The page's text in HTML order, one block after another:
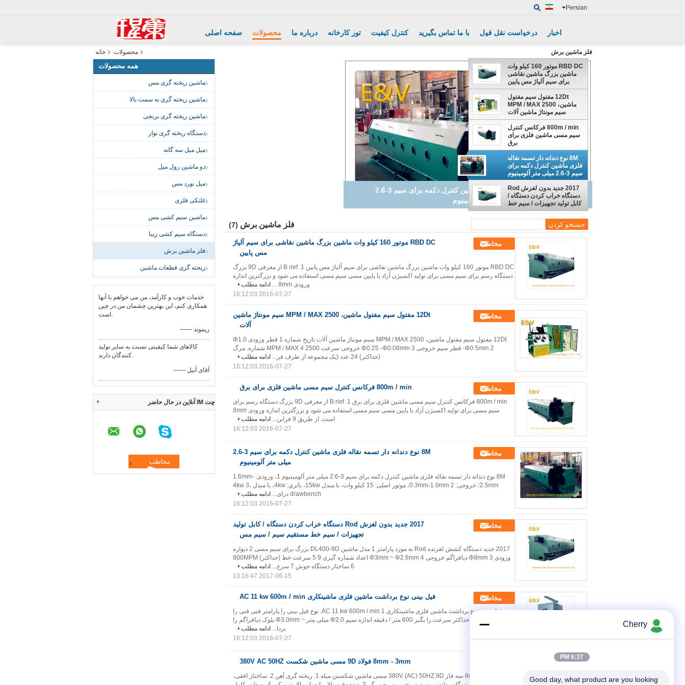
Persian
صفحه اصلی محصولات درباره ما تور کارخانه کنترل کیفیت با ما تماس بگیرید درخواست نقل قول اخبار
خانه محصولات فلز ماشین برش
همه محصولات
ماشین ریخته گری مس
ماشین ریخته گری به سمت بالا
ماشین ریخته گری برنجی
دستگاه ریخته گری نوار
میل میل سه گانه
دو ماشین رول میل
میل نورد مس
غلتکی فلزی
ماشین سیم کشی مس
دستگاه سیم کشی زیبا
فلز ماشین برش
ریخته گری قطعات ماشین
خدمات خوب و کارآمد، من می خواهم با آنها
همکاری کنم، این بهترین چشمان من در چین
است.
—— ریموند
کالاهای شما کیفیتی نسبت به سایر تولید
کنندگان دارند.
—— آقای آنیل
چت IM آنلاین در حال حاضر
2017 جدید بدون لغزش Rod دستگاه خراب کردن دستگاه / کابل تولید
تجهیزات / سیم خط مستقیم سیم / سیم مس
RBD DC موتور 160 کیلو وات
ماشین بزرگ ماشین نقاشی
برای سیم آلیاژ مس پایین
12Dt مفتول سیم مفتول
ماشین، 2500 MPM / MAX
سیم مونتاژ ماشین آلات
800m / min فرکانس کنترل
سیم مسی ماشین فلزی برای
برق
8M نوع دندانه دار تسمه نقاله
فلزی ماشین کنترل دکمه برای
سیم 3-2.6 میلی متر آلومینیوم
2017 جدید بدون لغزش Rod
دستگاه خراب کردن دستگاه /
کابل تولید تجهیزات / سیم خط
مستقیم سیم / سیم مس
فلز ماشین برش (7)
RBD DC موتور 160 کیلو وات ماشین بزرگ ماشین نقاشی برای سیم آلیاژ
مس پایین
مخاطب
RBD DC موتور 160 کیلو وات ماشین بزرگ ماشین نقاشی برای سیم آلیاژ مس پایین 1. B rief از معرفی 9D بزرگ
دستگاه رسم برای سیم مسی برای تولید اکسیژن آزاد یا پایین مسی سیم مسی استفاده می شود و بزرگترین اندازه
ورودی 8mm ...
ادامه مطلب
2016-07-27 16:12:03
12Dt مفتول سیم مفتول ماشین، 2500 MPM / MAX سیم مونتاژ ماشین
آلات
مخاطب
12Dt مفتول سیم مفتول ماشین، 2500 MPM / MAX سیم مونتاژ ماشین آلات تاریخ شماره 1 قطر ورودی Φ1.0
-Φ0.5mm 2 قطر سیم خروجی Φ0.25 -Φ0.08mm 3 خروجی سرعت 2500 MPM / MAX 4 شماره. مرگ
(حداکثر) 24 عدد (یک مجموعه از طرف فر...
ادامه مطلب
2016-07-27 16:12:03
800m / min فرکانس کنترل سیم مسی ماشین فلزی برای برق مخاطب
800m / min فرکانس کنترل سیم مسی ماشین فلزی برای برق 1. B rief از معرفی 9D بزرگ دستگاه رسم برای
سیم مسی برای تولید اکسیژن آزاد یا پایین مسی سیم مسی استفاده می شود و بزرگترین اندازه ورودی 8mm
است. از طریق 9 فراین...
ادامه مطلب
2016-07-27 16:12:03
8M نوع دندانه دار تسمه نقاله فلزی ماشین کنترل دکمه برای سیم 3-2.6
میلی متر آلومینیوم
مخاطب
8M نوع دندانه دار تسمه نقاله فلزی ماشین کنترل دکمه برای سیم 3-2.6 میلی متر آلومینیوم 1، ورودی: 1.6mm-
2.5mm؛ خروجی: 0.3mm-1.0mm 2، موتور اصلی: 15 کیلو وات، با مبدل 15kw، باتری: 4kw، با مبدل 4kw 3،
drawbench درای...
ادامه مطلب
2016-07-27 16:12:03
2017 جدید بدون لغزش Rod دستگاه خراب کردن دستگاه / کابل تولید
تجهیزات / سیم خط مستقیم سیم / سیم مس
مخاطب
2017 جدید دستگاه کشش لغزنده Rod نه مورد پارامتر 1 مدل ماشین DL400-9D بزرگ برای سیم مسی 2 دیواره
ورودی Φ8mm 3 دیافراگم خروجی Φ3mm ~ Φ2.6mm 4 اعداد شماره گیری 9 5 سرعت خط (حداکثر) 800MPM
6 ساختار دستگاه جوش 7 سرع...
ادامه مطلب
2017-06-15 13:16:47
فیل بینی نوع برداشت ماشین فلزی ماشینکاری AC 11 kw 600m / min مخاطب
فیل بینی نوع برداشت ماشین فلزی ماشینکاری AC 11 kw 600m / min 1. نوع فیل بینی را پارامتر فنی فنی را
بردارید نام داده ها حداکثر سرعت را بگیر 600 متر / دقیقه اندازه سیم Φ2.0 میلی متر ~ Φ3.0mm بلوک دیافراگم را
بردا... ادامه مطلب
2016-07-27 16:12:03
8mm - 3mm فولاد 9D مسی ماشین شکست 380V AC 50HZ
8mm-3mm سه فاز 380V (AC) 50HZ 9D مسی ماشین شکستن میله 1. ریخته گری آهن 2. ساختار افقی،
Cherry
6:37 PM
Good day, what product are you looking